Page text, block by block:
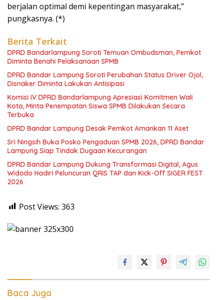
berjalan optimal demi kepentingan masyarakat,”
pungkasnya. (*)
Berita Terkait
DPRD Bandarlampung Soroti Temuan Ombudsman, Pemkot
Diminta Benahi Pelaksanaan SPMB
DPRD Bandar Lampung Soroti Perubahan Status Driver Ojol,
Disnaker Diminta Lakukan Antisipasi
Komisi IV DPRD Bandarlampung Apresiasi Komitmen Wali
Kota, Minta Penempatan Siswa SPMB Dilakukan Secara
Terbuka
DPRD Bandar Lampung Desak Pemkot Amankan 11 Aset
Sri Ningsih Buka Posko Pengaduan SPMB 2026, DPRD Bandar
Lampung Siap Tindak Dugaan Kecurangan
DPRD Bandar Lampung Dukung Transformasi Digital, Agus
Widodo Hadiri Peluncuran QRIS TAP dan Kick-Off SIGER FEST
2026
Post Views: 363
Baca Juga